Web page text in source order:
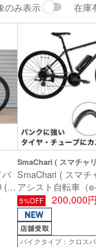
のみ表示 在庫
(
SmaChari ( スマチャ
SmaChari ( スマチ
アシスト自転車（e-
RAIL DISC-E 【耐
仕様車】 ( レイル
ー ) マットブラッ
目安165-180cm前
5%OFF 200,000円
バイクタイプ：クロス